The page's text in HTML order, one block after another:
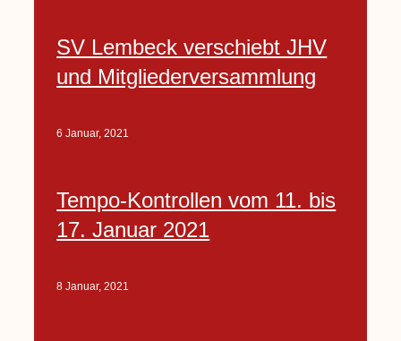
SV Lembeck verschiebt JHV
und Mitgliederversammlung
6 Januar, 2021
Tempo-Kontrollen vom 11. bis
17. Januar 2021
8 Januar, 2021